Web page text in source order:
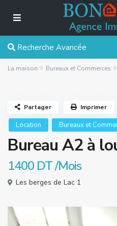
Recherche Avancée
La maison Bureaux et Commerces
Location Bureaux et
Bureau A2 à
1400 DT/Mois
Les berges de Lac 1
Partager Imprimer